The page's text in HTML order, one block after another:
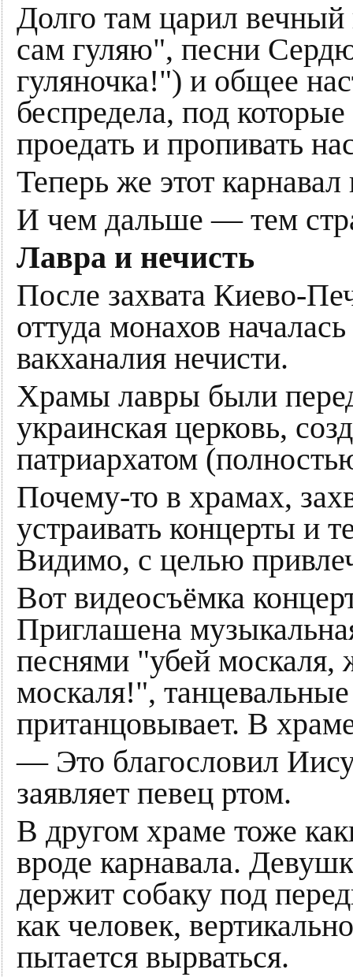
Долго там царил
сам гуляю", песни
гуляночка!") и общее
беспредела, под
проедать и пропивать
Теперь же этот
И чем дальше — тем
Лавра и нечисть
После захвата Киево-
оттуда монахов
вакханалия нечисти.
Храмы лавры были
украинская церковь,
патриархатом
Почему-то в храмах,
устраивать концерты и
Видимо, с целью
Вот видеосъёмка
Приглашена
песнями "убей
москаля!",
пританцовывает. В
— Это благословил
заявляет певец ртом.
В другом храме тоже
вроде карнавала.
держит собаку под
как человек,
пытается вырваться.